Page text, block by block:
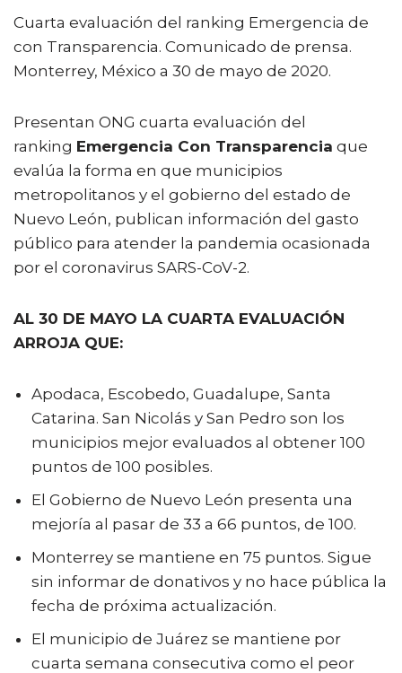
Cuarta evaluación del ranking Emergencia de
con Transparencia. Comunicado de prensa.
Monterrey, México a 30 de mayo de 2020.
Presentan ONG cuarta evaluación del
ranking Emergencia Con Transparencia que
evalúa la forma en que municipios
metropolitanos y el gobierno del estado de
Nuevo León, publican información del gasto
público para atender la pandemia ocasionada
por el coronavirus SARS-CoV-2.
AL 30 DE MAYO LA CUARTA EVALUACIÓN
ARROJA QUE:
Apodaca, Escobedo, Guadalupe, Santa
Catarina. San Nicolás y San Pedro son los
municipios mejor evaluados al obtener 100
puntos de 100 posibles.
El Gobierno de Nuevo León presenta una
mejoría al pasar de 33 a 66 puntos, de 100.
Monterrey se mantiene en 75 puntos. Sigue
sin informar de donativos y no hace pública la
fecha de próxima actualización.
El municipio de Juárez se mantiene por
cuarta semana consecutiva como el peor